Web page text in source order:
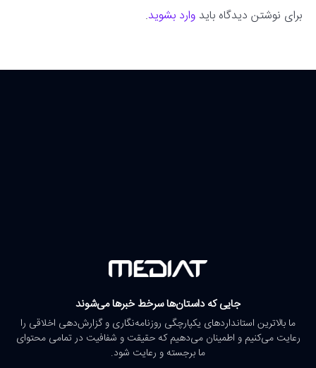
برای نوشتن دیدگاه باید وارد بشوید.
جایی که داستان‌ها سرخط خبرها می‌شوند
ما بالاترین استانداردهای یکپارچگی روزنامه‌نگاری و گزارش‌دهی اخلاقی را
رعایت می‌کنیم و اطمینان می‌دهیم که حقیقت و شفافیت در تمامی محتوای
ما برجسته و رعایت شود.